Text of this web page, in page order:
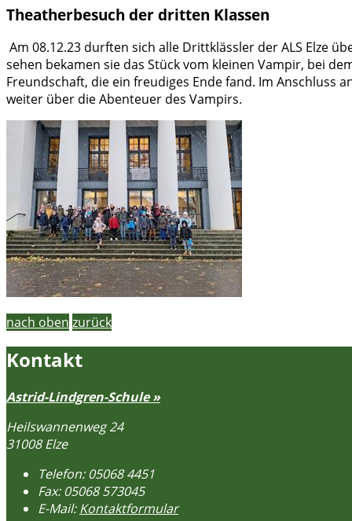
Theatherbesuch der dritten Klassen
Am 08.12.23 durften sich alle Drittklässler der ALS Elze
sehen bekamen sie das Stück vom kleinen Vampir, bei
Freundschaft, die ein freudiges Ende fand. Im Anschluss
weiter über die Abenteuer des Vampirs.
nach oben zurück
Kontakt
Astrid-Lindgren-Schule »
Heilswannenweg 24
31008 Elze
Telefon:05068 4451
Fax:05068 573045
E-Mail:Kontaktformular